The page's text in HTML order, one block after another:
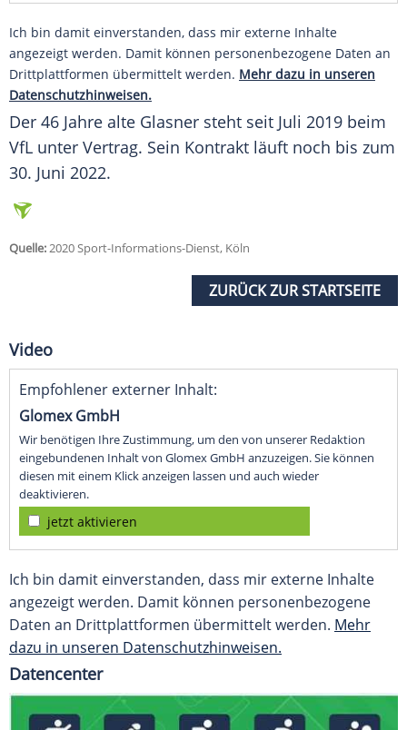
Ich bin damit einverstanden, dass mir externe Inhalte
angezeigt werden. Damit können personenbezogene Daten an
Drittplattformen übermittelt werden. Mehr dazu in unseren
Datenschutzhinweisen.
Der 46 Jahre alte Glasner steht seit Juli 2019 beim
VfL unter Vertrag. Sein Kontrakt läuft noch bis zum
30. Juni 2022.
Quelle:2020 Sport-Informations-Dienst, Köln
ZURÜCK ZUR STARTSEITE
Video
Empfohlener externer Inhalt:
Glomex GmbH
Wir benötigen Ihre Zustimmung, um den von unserer Redaktion
eingebundenen Inhalt von Glomex GmbH anzuzeigen. Sie können
diesen mit einem Klick anzeigen lassen und auch wieder
deaktivieren.
jetzt aktivieren
Ich bin damit einverstanden, dass mir externe Inhalte
angezeigt werden. Damit können personenbezogene
Daten an Drittplattformen übermittelt werden. Mehr
dazu in unseren Datenschutzhinweisen.
Datencenter